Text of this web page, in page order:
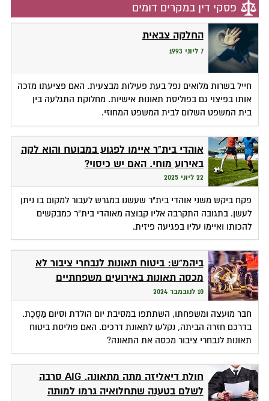
פסקי דין במקרים דומים
החלקה צבאית
7 ליוני 1993
חייל בשרות מלואים נפל בעת פעילות מבצעית. האם פציעתו מזכה
אותו בפיצוי גם בפוליסת תאונות אישיות. מחלוקת התגלעה בין
בית המשפט השלום לבית המשפט המחוזי.
אוהדי בית"ר איימו לפגוע במבוטח והוא לקה
באירוע מוחי. האם יש כיסוי?
22 ליוני 2025
פקח ביקש משני אוהדי בית"ר שעשנו במגרש לעבור למקום בו ניתן
לעשן. בתגובה התקרבה אליו קבוצה מאוהדי בית"ר כמבקשים
להכותו ואיימו עליו בפגיעה פיזית.
ביהמ"ש: ביטוח תאונות לנבחרי ציבור לא
מכסה תאונות באירועים משפחתיים
10 לנובמבר 2024
חבר מועצה ומשפחתו, השתתפו במסיבת יום הולדת וסיום מַסֶּכֶת.
בדרכם חזרה הביתה, נקלעו לתאונת דרכים. האם פוליסת ביטוח
תאונות לנבחרי ציבור מכסה את התאונה?
חולת דיאליזה מתה מתאונה. AIG סרבה
לשלם בטענה שתחלואיה גרמו למותה